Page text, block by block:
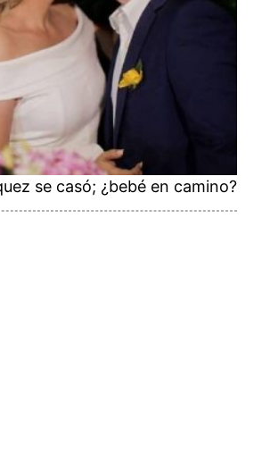
se casó; ¿bebé en camino?